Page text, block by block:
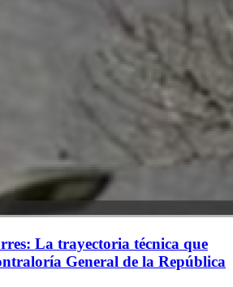
La trayectoria técnica que
General de la República